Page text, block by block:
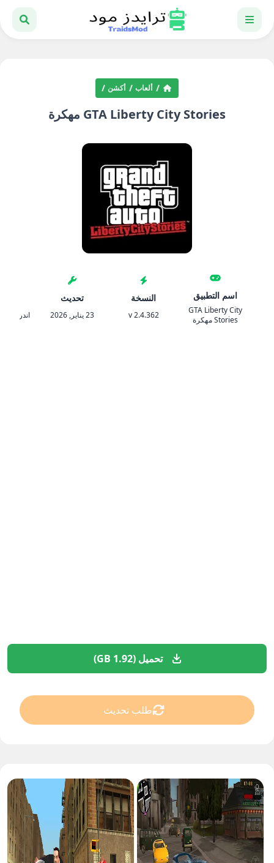
ألعاب أكشن
GTA Liberty City Stories مهكرة
اسم التطبيق
GTA Liberty City
Stories مهكرة
النسخة
v 2.4.362
تحديث
23 يناير, 2026 اندرويد 5.1 والأحدث
تحميل (1.92 GB)
طلب تحديث